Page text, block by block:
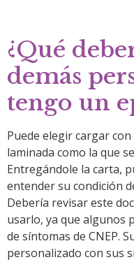
¿Qué
demás
tengo un
Puede elegir cargar
laminada como la que
Entregándole la carta,
entender su condición
Debería revisar este
usarlo, ya que algunos
de síntomas de CNEP.
personalizado con sus